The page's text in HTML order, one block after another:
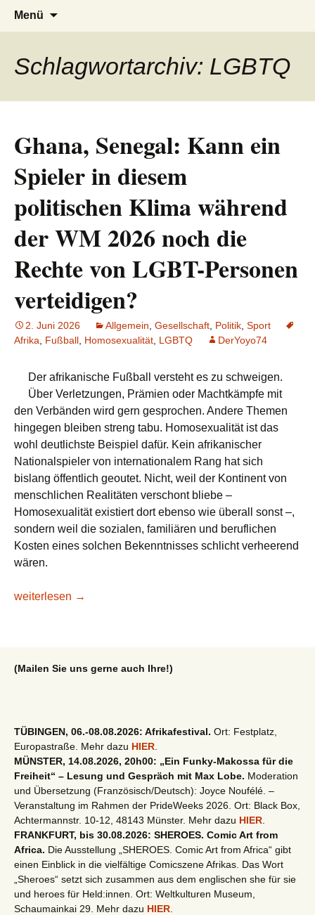
AFRICA live
Seit 1998: Aktuelles aus und mit Bezug
zu Afrika
Menü
Schlagwortarchiv: LGBTQ
Ghana, Senegal: Kann ein
Spieler in diesem
politischen Klima während
der WM 2026 noch die
Rechte von LGBT-Personen
verteidigen?
2. Juni 2026 Allgemein Gesellschaft Politik Sport
Afrika
Fußball Homosexualität LGBTQ DerYoyo74
Der afrikanische Fußball versteht es zu schweigen.
Über Verletzungen, Prämien oder Machtkämpfe mit
den Verbänden wird gern gesprochen. Andere Themen
hingegen bleiben streng tabu. Homosexualität ist das
wohl deutlichste Beispiel dafür. Kein afrikanischer
Nationalspieler von internationalem Rang hat sich
bislang öffentlich geoutet. Nicht, weil der Kontinent von
menschlichen Realitäten verschont bliebe –
Homosexualität existiert dort ebenso wie überall sonst –,
sondern weil die sozialen, familiären und beruflichen
Kosten eines solchen Bekenntnisses schlicht verheerend
wären.
Ghana, Senegal: Kann ein Spieler in diesem politischen
weiterlesen →
(Mailen Sie uns gerne auch Ihre!)
TÜBINGEN, 06.-08.08.2026: Afrikafestival. Ort: Festplatz,
Europastraße. Mehr dazu HIER
MÜNSTER, 14.08.2026, 20h00: „Ein Funky-Makossa für die
Freiheit“ – Lesung und Gespräch mit Max Lobe. Moderation
und Übersetzung (Französisch/Deutsch): Joyce Noufélé. –
Veranstaltung im Rahmen der PrideWeeks 2026. Ort: Black Box,
Achtermannstr. 10-12, 48143 Münster. Mehr dazu HIER
FRANKFURT, bis 30.08.2026: SHEROES. Comic Art from
Africa. Die Ausstellung „SHEROES. Comic Art from Africa“ gibt
einen Einblick in die vielfältige Comicszene Afrikas. Das Wort
„Sheroes“ setzt sich zusammen aus dem englischen she für sie
und heroes für Held:innen. Ort: Weltkulturen Museum,
Schaumainkai 29. Mehr dazu HIER